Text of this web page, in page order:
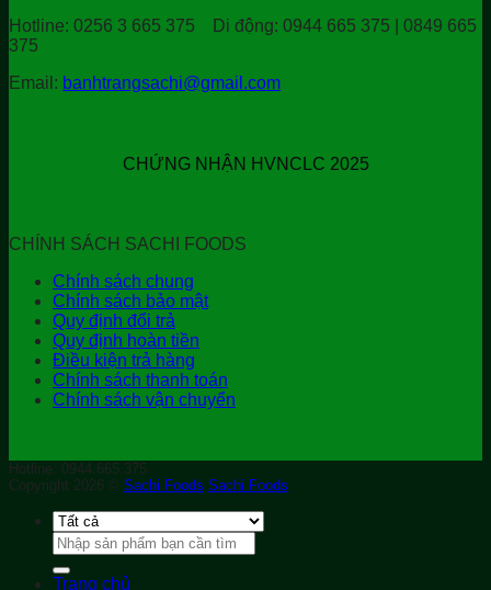
Hotline: 0256 3 665 375 Di động: 0944 665 375 | 0849 665
375
Email: banhtrangsachi@gmail.com
CHỨNG NHẬN HVNCLC 2025
CHÍNH SÁCH SACHI FOODS
Chính sách chung
Chính sách bảo mật
Quy định đổi trả
Quy định hoàn tiền
Điều kiện trả hàng
Chính sách thanh toán
Chính sách vận chuyển
Hotline: 0944.665.375
Copyright 2026 © Sachi Foods Sachi Foods
Tìm
kiếm:
Trang chủ